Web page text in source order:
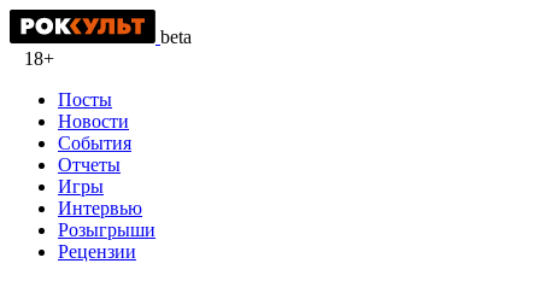
beta
18+
Посты
Новости
События
Отчеты
Игры
Интервью
Розыгрыши
Рецензии